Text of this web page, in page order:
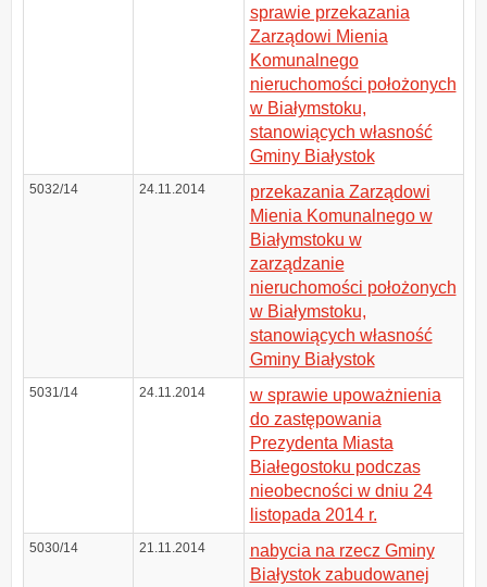
sprawie przekazania
Zarządowi Mienia
Komunalnego
nieruchomości położonych
w Białymstoku,
stanowiących własność
Gminy Białystok
5032/14 24.11.2014
przekazania Zarządowi
Mienia Komunalnego w
Białymstoku w
zarządzanie
nieruchomości położonych
w Białymstoku,
stanowiących własność
Gminy Białystok
5031/14 24.11.2014
w sprawie upoważnienia
do zastępowania
Prezydenta Miasta
Białegostoku podczas
nieobecności w dniu 24
listopada 2014 r.
5030/14 21.11.2014
nabycia na rzecz Gminy
Białystok zabudowanej